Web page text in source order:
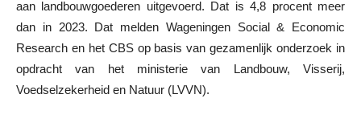
aan landbouwgoederen uitgevoerd. Dat is 4,8 procent meer
dan in 2023. Dat melden Wageningen Social & Economic
Research en het CBS op basis van gezamenlijk onderzoek in
opdracht van het ministerie van Landbouw, Visserij,
Voedselzekerheid en Natuur (LVVN).